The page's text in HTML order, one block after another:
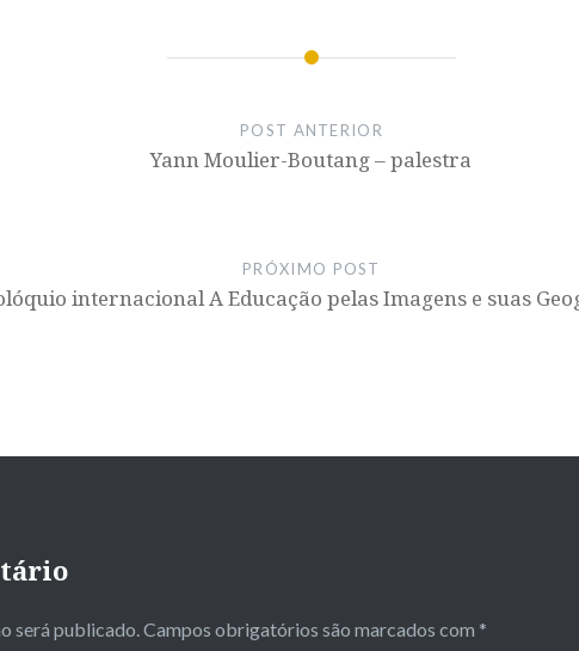
POST ANTERIOR
Yann Moulier-Boutang – palestra
PRÓXIMO POST
internacional A Educação pelas Imagens e suas
será publicado.Campos obrigatórios são marcados com *